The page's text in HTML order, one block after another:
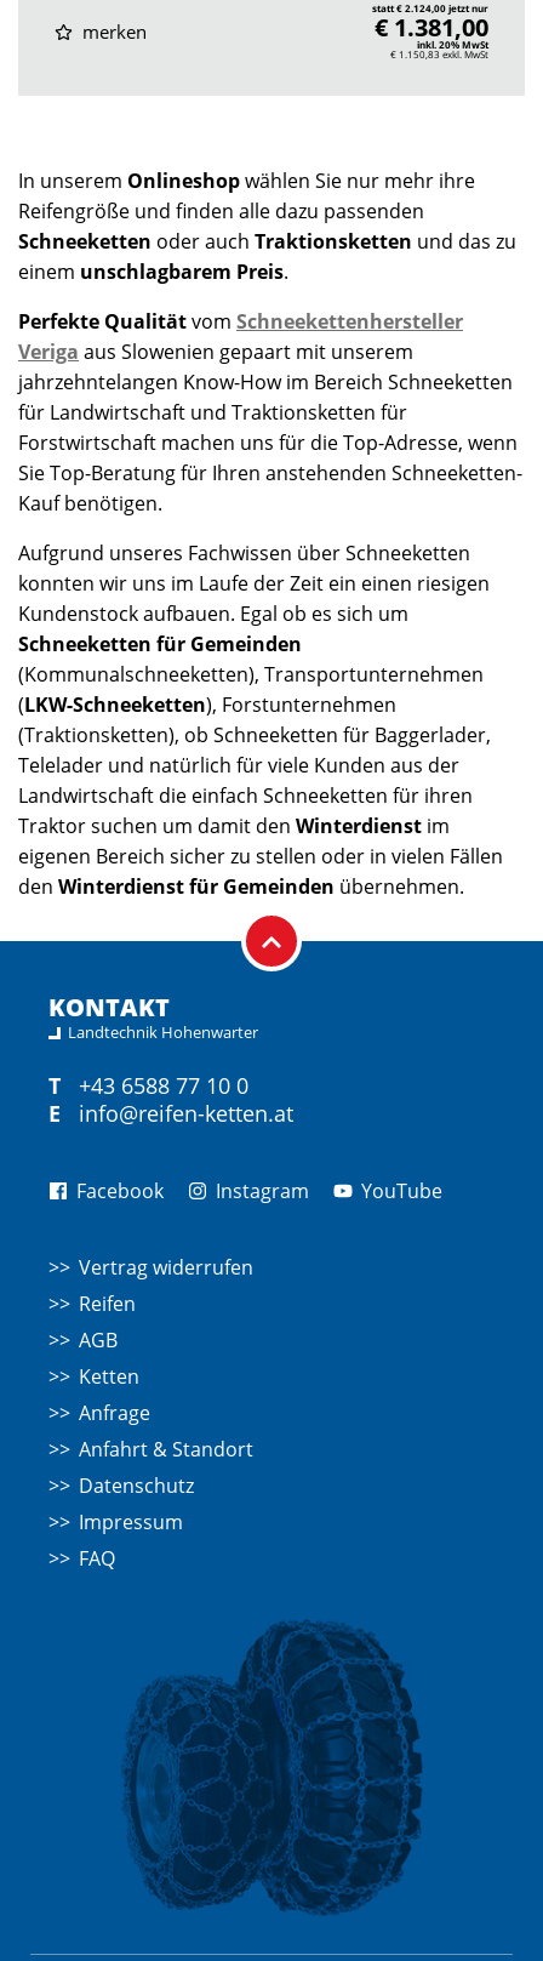
merken
statt € 2.124,00 jetzt nur
€ 1.381,00
inkl. 20% MwSt
€ 1.150,83 exkl. MwSt
In unserem Onlineshopwählen Sie nur mehr ihre
Reifengröße und finden alle dazu passenden
Schneeketten oder auch Traktionsketten und das zu
einem unschlagbarem Preis.
Perfekte Qualitätvom Schneekettenhersteller
Veriga aus Slowenien gepaart mit unserem
jahrzehntelangen Know-How im Bereich Schneeketten
für Landwirtschaft und Traktionsketten für
Forstwirtschaft machen uns für die Top-Adresse, wenn
Sie Top-Beratung für Ihren anstehenden Schneeketten-
Kauf benötigen.
Aufgrund unseres Fachwissen über Schneeketten
konnten wir uns im Laufe der Zeit ein einen riesigen
Kundenstock aufbauen. Egal ob es sich um
Schneeketten für Gemeinden
(Kommunalschneeketten), Transportunternehmen
(LKW-Schneeketten), Forstunternehmen
(Traktionsketten), ob Schneeketten für Baggerlader,
Telelader und natürlich für viele Kunden aus der
Landwirtschaft die einfach Schneeketten für ihren
Traktor suchen um damit den Winterdienst im
eigenen Bereich sicher zu stellen oder in vielen Fällen
den Winterdienst für Gemeinden übernehmen.
KONTAKT
Landtechnik Hohenwarter
T
+43 6588 77 10 0
E
info@reifen-ketten.at
Facebook Instagram YouTube
Vertrag widerrufen
Reifen
AGB
Ketten
Anfrage
Anfahrt & Standort
Datenschutz
Impressum
FAQ